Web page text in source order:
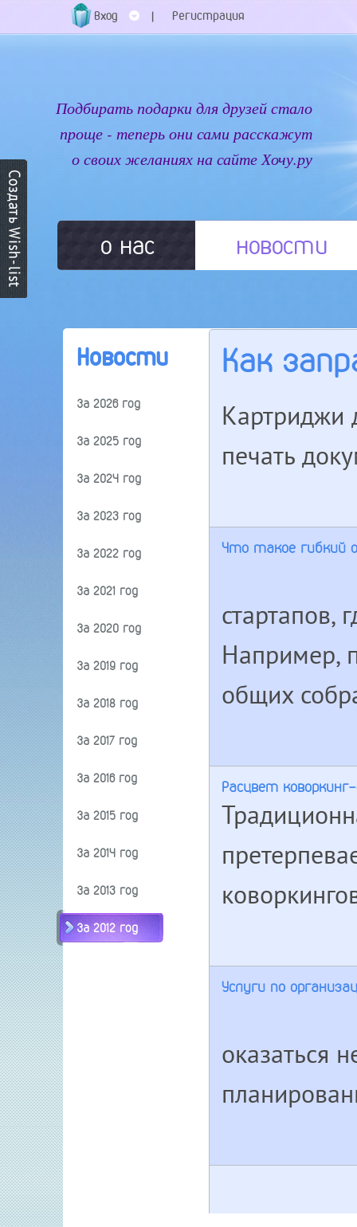
Вход | Регистрация
Подбирать подарки для друзей стало
проще - теперь они сами расскажут
о своих желаниях на сайте Хочу.ру
о нас новости
Новости
За 2026 год
За 2025 год
За 2024 год
За 2023 год
За 2022 год
За 2021 год
За 2020 год
За 2019 год
За 2018 год
За 2017 год
За 2016 год
За 2015 год
За 2014 год
За 2013 год
За 2012 год
Как
Картриджи
печать
Что такое гибкий
стартапов,
Например,
общих
Расцвет
Услуги по
оказаться